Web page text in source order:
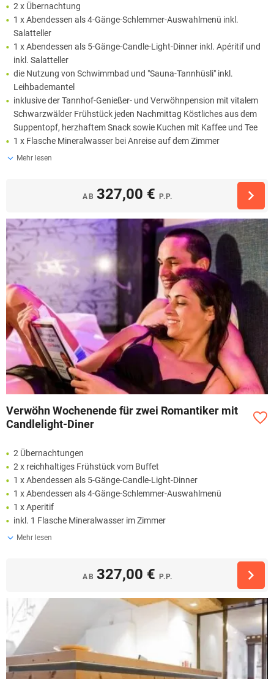
2 x Übernachtung
1 x Abendessen als 4-Gänge-Schlemmer-Auswahlmenü inkl.
Salatteller
1 x Abendessen als 5-Gänge-Candle-Light-Dinner inkl. Apéritif und
inkl. Salatteller
die Nutzung von Schwimmbad und "Sauna-Tannhüsli" inkl.
Leihbademantel
inklusive der Tannhof-Genießer- und Verwöhnpension mit vitalem
Schwarzwälder Frühstück jeden Nachmittag Köstliches aus dem
Suppentopf, herzhaftem Snack sowie Kuchen mit Kaffee und Tee
1 x Flasche Mineralwasser bei Anreise auf dem Zimmer
Mehr lesen
AB 327,00 € P.P.
Verwöhn Wochenende für zwei Romantiker mit
Candlelight-Diner
2 Übernachtungen
2 x reichhaltiges Frühstück vom Buffet
1 x Abendessen als 5-Gänge-Candle-Light-Dinner
1 x Abendessen als 4-Gänge-Schlemmer-Auswahlmenü
1 x Aperitif
inkl. 1 Flasche Mineralwasser im Zimmer
Mehr lesen
AB 327,00 € P.P.